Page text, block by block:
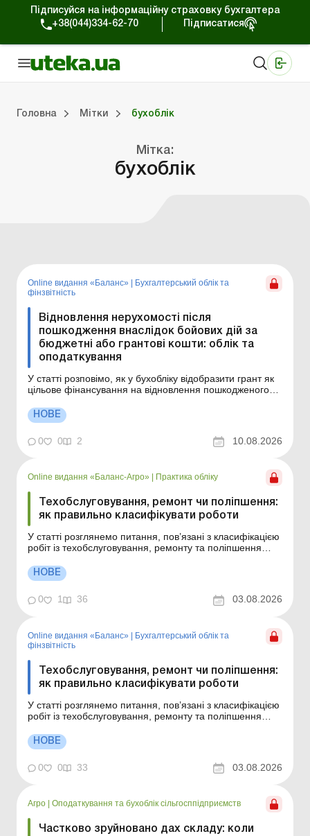
Підписуйся на інформаційну страховку бухгалтера
+38(044)334-62-70
Підписатися
Головна Мітки бухоблік
Мітка:
бухоблік
Online видання «Баланс»
Бухгалтерський облік та
фінзвітність
Відновлення нерухомості після
пошкодження внаслідок бойових дій за
бюджетні або грантові кошти: облік та
оподаткування
У статті розповімо, як у бухобліку відобразити грант як
цільове фінансування на відновлення пошкодженого
відображати дохід від такого фінансування та що
робити з витратами на відновлення – включати до
витрат періоду чи капіталізувати. Ситуація. По т...
НОВЕ
0 0 2 10.08.2026
Online видання «Баланс-Агро» Практика обліку
Техобслуговування, ремонт чи поліпшення:
як правильно класифікувати роботи
У статті розглянемо питання, пов’язані з класифікацією
робіт із техобслуговування, ремонту та поліпшення
(витрат), зокрема обліку капітальних ремонтів. Як
визначити, чи є виконані роботи ремонтом чи
поліпшенням основного засобу? Саме в...
НОВЕ
0 1 36 03.08.2026
Online видання «Баланс» | Бухгалтерський облік та
фінзвітність
Техобслуговування, ремонт чи поліпшення:
як правильно класифікувати роботи
У статті розглянемо питання, пов’язані з класифікацією
робіт із техобслуговування, ремонту та поліпшення
(витрат), зокрема обліку капітальних ремонтів. Як
визначити, чи є виконані роботи ремонтом чи
поліпшенням основного засобу? Саме в...
НОВЕ
0 0 33 03.08.2026
Агро | Оподаткування та бухоблік сільгосппідприємств
Частково зруйновано дах складу: коли